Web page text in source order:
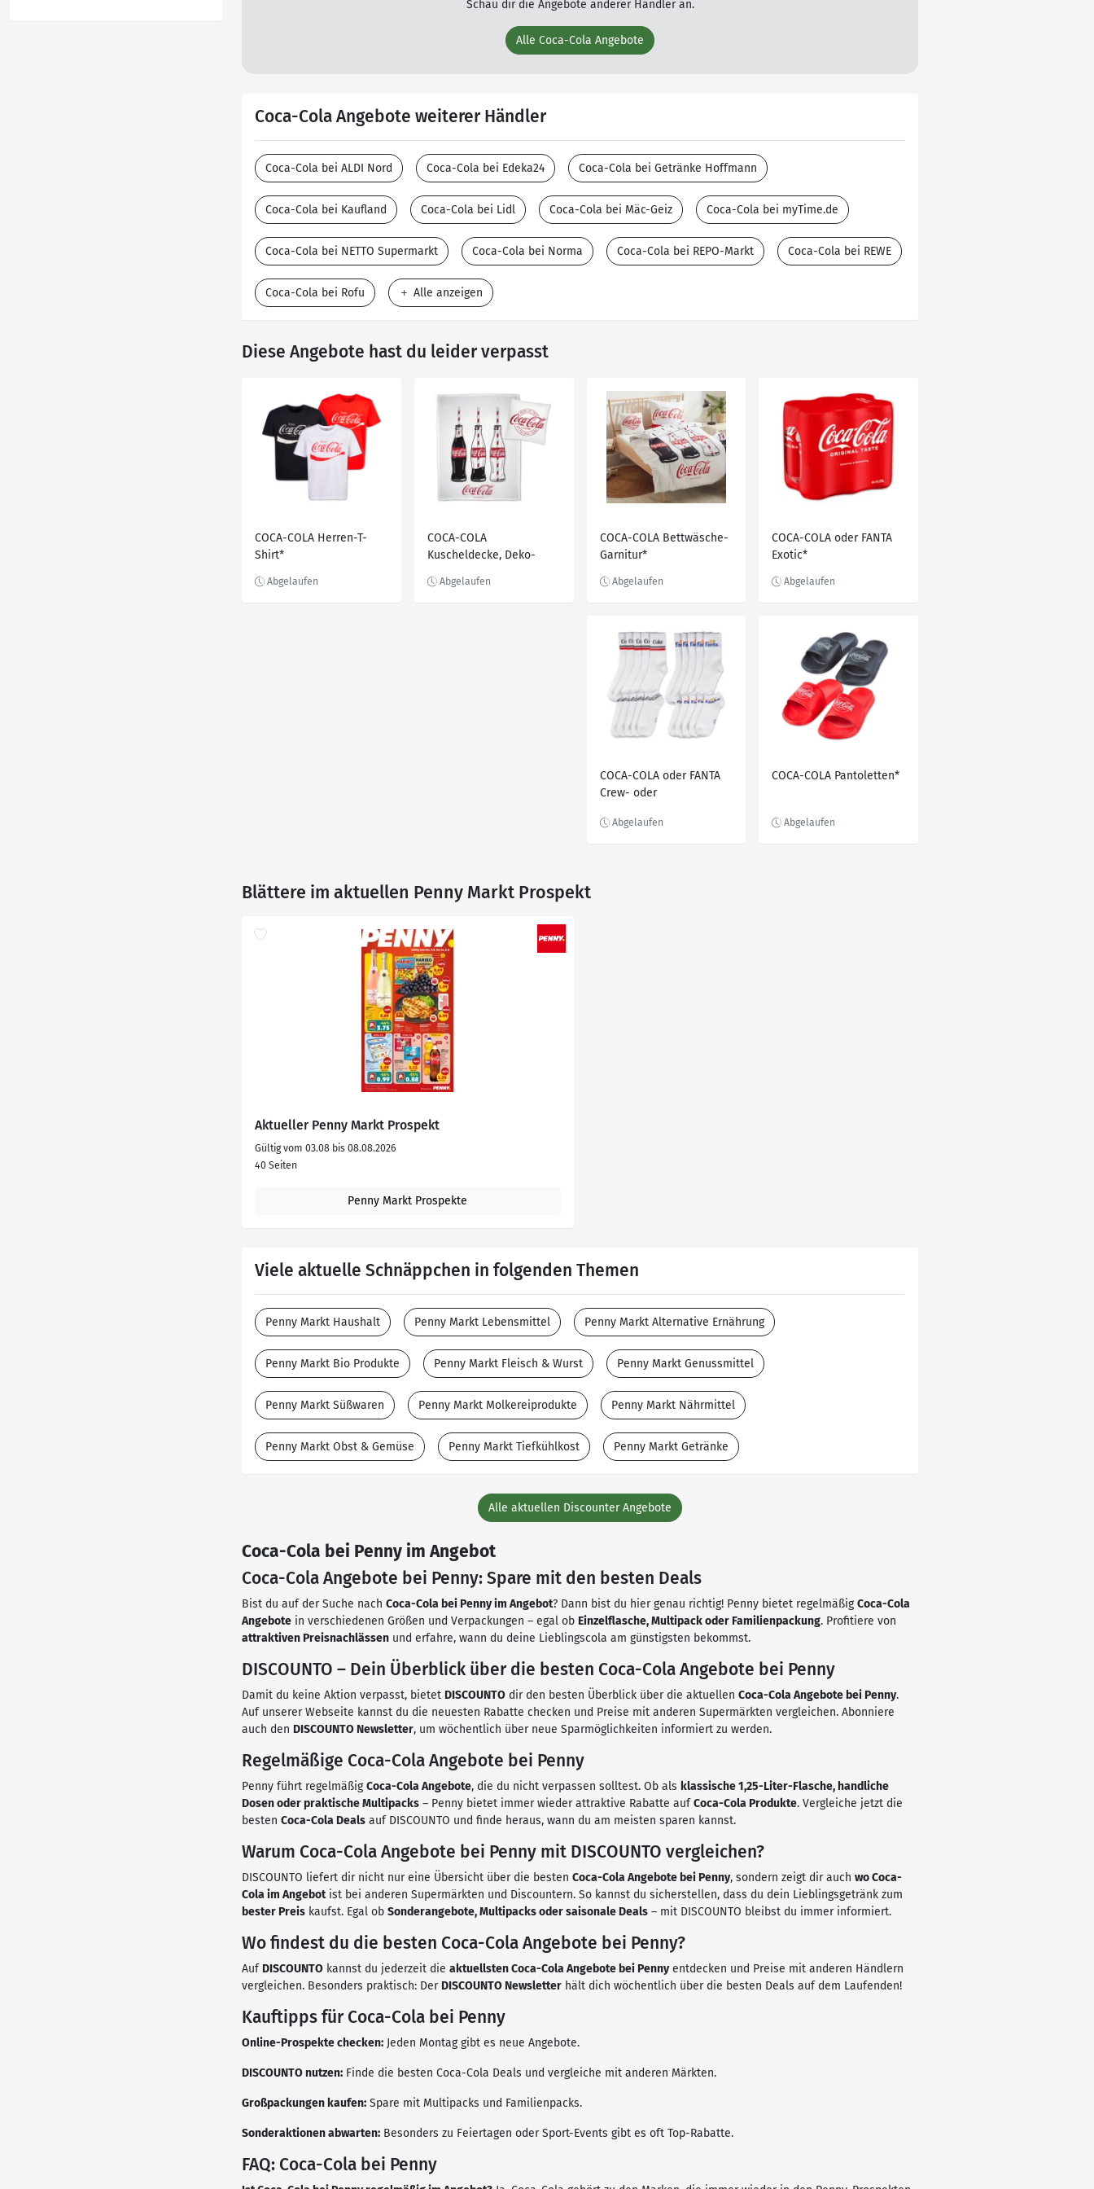
Schau dir die Angebote anderer Händler an.
Alle Coca-Cola Angebote
Coca-Cola Angebote weiterer Händler
Coca-Cola bei ALDI Nord Coca-Cola bei Edeka24 Coca-Cola bei Getränke Hoffmann
Coca-Cola bei Kaufland Coca-Cola bei Lidl Coca-Cola bei Mäc-Geiz Coca-Cola bei myTime.de
Coca-Cola bei NETTO Supermarkt Coca-Cola bei Norma Coca-Cola bei REPO-Markt Coca-Cola bei REWE
Coca-Cola bei Rofu Alle anzeigen
Diese Angebote hast du leider verpasst
COCA-COLA Herren-T-
Shirt*
COCA-COLA
Kuscheldecke, Deko-
COCA-COLA Bettwäsche-
Garnitur*
COCA-COLA oder FANTA
Exotic*
COCA-COLA oder FANTA
Crew- oder
COCA-COLA Pantoletten*
Blättere im aktuellen Penny Markt Prospekt
Aktueller Penny Markt Prospekt
Gültig vom 03.08 bis 08.08.2026
40 Seiten
Penny Markt Prospekte
Viele aktuelle Schnäppchen in folgenden Themen
Penny Markt Haushalt Penny Markt Lebensmittel Penny Markt Alternative Ernährung
Penny Markt Bio Produkte Penny Markt Fleisch & Wurst Penny Markt Genussmittel
Penny Markt Süßwaren Penny Markt Molkereiprodukte Penny Markt Nährmittel
Penny Markt Obst & Gemüse Penny Markt Tiefkühlkost Penny Markt Getränke
Alle aktuellen Discounter Angebote
Coca-Cola bei Penny im Angebot
Coca-Cola Angebote bei Penny: Spare mit den besten Deals
Bist du auf der Suche nach Coca-Cola bei Penny im Angebot? Dann bist du hier genau richtig! Penny bietet regelmäßigCoca-Cola
Angebote in verschiedenen Größen und Verpackungen – egal ob Einzelflasche, Multipack oder Familienpackung. Profitiere von
attraktiven Preisnachlässen und erfahre, wann du deine Lieblingscola am günstigsten bekommst.
DISCOUNTO – Dein Überblick über die besten Coca-Cola Angebote bei Penny
Damit du keine Aktion verpasst, bietet DISCOUNTO dir den besten Überblick über die aktuellen Coca-Cola Angebote bei Penny.
Auf unserer Webseite kannst du die neuesten Rabatte checken und Preise mit anderen Supermärkten vergleichen. Abonniere
auch den DISCOUNTO Newsletter, um wöchentlich über neue Sparmöglichkeiten informiert zu werden.
Regelmäßige Coca-Cola Angebote bei Penny
Penny führt regelmäßigCoca-Cola Angebote, die du nicht verpassen solltest. Ob als klassische 1,25-Liter-Flasche, handliche
Dosen oder praktische Multipacks – Penny bietet immer wieder attraktive Rabatte aufCoca-Cola Produkte. Vergleiche jetzt die
besten Coca-Cola Deals auf DISCOUNTO und finde heraus, wann du am meisten sparen kannst.
Warum Coca-Cola Angebote bei Penny mit DISCOUNTO vergleichen?
DISCOUNTO liefert dir nicht nur eine Übersicht über die besten Coca-Cola Angebote bei Penny, sondern zeigt dir auch wo Coca-
Cola im Angebotist bei anderen Supermärkten und Discountern. So kannst du sicherstellen, dass du dein Lieblingsgetränk zum
bester Preis kaufst. Egal ob Sonderangebote, Multipacks oder saisonale Deals – mit DISCOUNTO bleibst du immer informiert.
Wo findest du die besten Coca-Cola Angebote bei Penny?
Auf DISCOUNTO kannst du jederzeit die aktuellsten Coca-Cola Angebote bei Pennyentdecken und Preise mit anderen Händlern
vergleichen. Besonders praktisch: Der DISCOUNTO Newsletter hält dich wöchentlich über die besten Deals auf dem Laufenden!
Kauftipps für Coca-Cola bei Penny
Online-Prospekte checken: Jeden Montag gibt es neue Angebote.
DISCOUNTO nutzen: Finde die besten Coca-Cola Deals und vergleiche mit anderen Märkten.
Großpackungen kaufen: Spare mit Multipacks und Familienpacks.
Sonderaktionen abwarten: Besonders zu Feiertagen oder Sport-Events gibt es oft Top-Rabatte.
FAQ: Coca-Cola bei Penny